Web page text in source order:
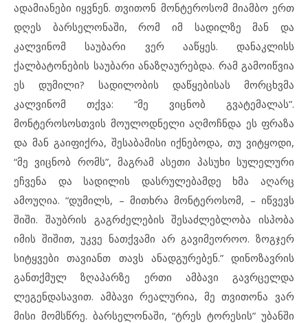
ადამიანები იყვნენ. თვითონ მონტეროსომ მიამბო ერთ
დღეს ბარსელონაში, რომ იმ სადილზე მან და
კალვინომ საუბარი ვერ ააწყეს. დანაკლისს
ქალბატონების საუბარი ანაზღაურებდა. რამ გამოიწვია
ეს დუმილი? სადილობის დაწყებისას მორცხვმა
კალვინომ თქვა: “მე ვიცნობ გვატემალას”.
მონტეროსოსთვის მოულოდნელი აღმოჩნდა ეს ფრაზა
და მან გაიფიქრა, შესაბამისი იქნებოდა, თუ ვიტყოდი,
“მე ვიცნობ რომს”, მაგრამ ასეთი პასუხი სულელური
ეჩვენა და სადილის დასრულებამდე ხმა აღარც
ამოუღია. “დუმილს, – მითხრა მონტეროსომ, – იწვევს
შიში. შაუბრის გაგრძელების შესაძლებლობა ისპობა
იმის შიშით, უკვე ნათქვამი არ გავიმეოროო. ზოგჯერ
სიტყვები თავიანთ თავს ანადგურებენ.” დინოზავრის
განთქმულ ზღაპარზე ერთი ამბავი გავრცელდა
ლეგენდასავით. ამბავი რეალურია, მე თვითონა ვარ
მისი მომსწრე. ბარსელონაში, “ტრეს ტორესის” უბანში